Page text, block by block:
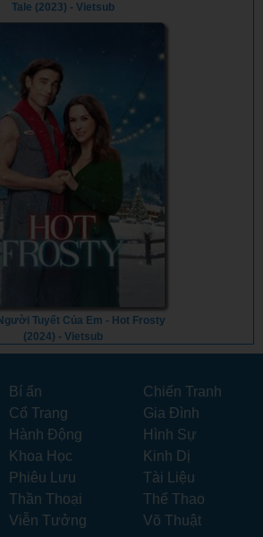
Tale (2023) - Vietsub
Tuyết Của Em - Hot Frosty
(2024) - Vietsub
Bí ẩn
Chiến Tranh
Cổ Trang
Gia Đình
Hành Động
Hình Sự
Khoa Học
Kinh Dị
Phiêu Lưu
Tài Liệu
Thần Thoại
Thể Thao
Viễn Tưởng Võ Thuật